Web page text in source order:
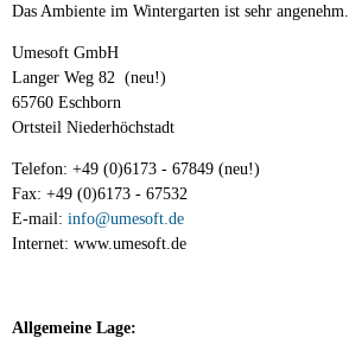
Das Ambiente im Wintergarten ist sehr angenehm.
Umesoft GmbH
Langer Weg 82 (neu!)
65760 Eschborn
Ortsteil Niederhöchstadt
Telefon: +49 (0)6173 - 67849 (neu!)
Fax: +49 (0)6173 - 67532
E-mail: info@umesoft.de
Internet: www.umesoft.de
Allgemeine Lage: